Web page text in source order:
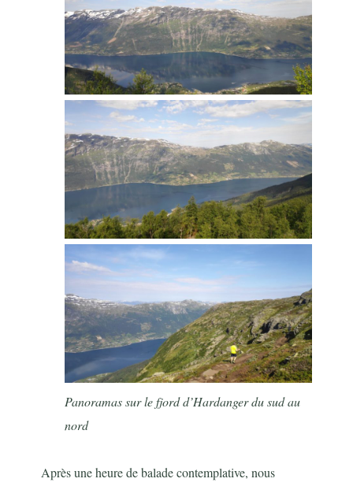
Panoramas sur le fjord d’Hardanger du sud au
nord
Après une heure de balade contemplative, nous